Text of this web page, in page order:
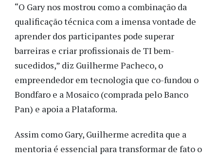
“O Gary nos mostrou como a combinação da
qualificação técnica com a imensa vontade de
aprender dos participantes pode superar
barreiras e criar profissionais de TI bem-
sucedidos,” diz Guilherme Pacheco, o
empreendedor em tecnologia que co-fundou o
Bondfaro e a Mosaico (comprada pelo Banco
Pan) e apoia a Plataforma.
Assim como Gary, Guilherme acredita que a
mentoria é essencial para transformar de fato o